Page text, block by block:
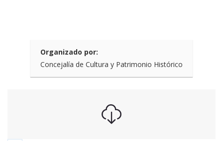
Organizado por:
Concejalía de Cultura y Patrimonio Histórico